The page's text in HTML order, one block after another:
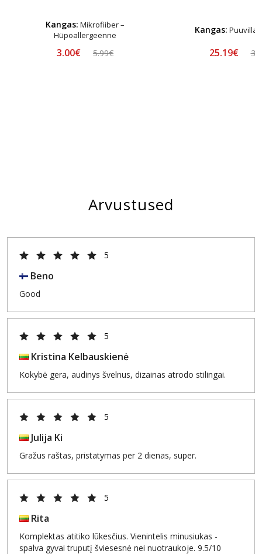
Kangas: Mikrofiiber –
Hüpoallergeenne
3.00€ 5.99€
Kangas:
25.19€
Arvustused
5
Beno
Good
5
Kristina Kelbauskienė
Kokybė gera, audinys švelnus, dizainas atrodo stilingai.
5
Julija Ki
Gražus raštas, pristatymas per 2 dienas, super.
5
Rita
Komplektas atitiko lūkesčius. Vienintelis minusiukas -
spalva gyvai truputį šviesesnė nei nuotraukoje. 9.5/10